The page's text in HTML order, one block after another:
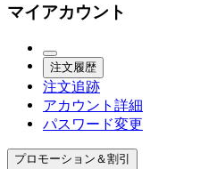
マイアカウント
注文履歴
注文追跡
アカウント詳細
パスワード変更
プロモーション＆割引